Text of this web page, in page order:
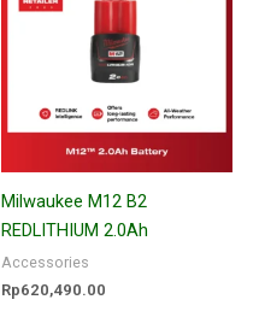
Milwaukee M12 B2
REDLITHIUM 2.0Ah
Accessories
Rp620,490.00